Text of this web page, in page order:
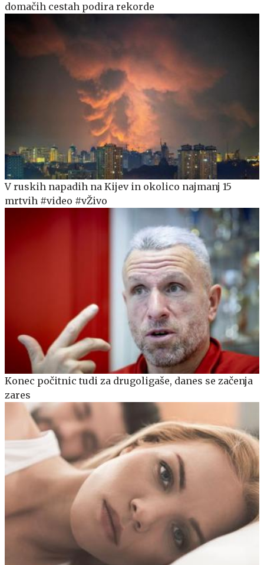
domačih cestah podira rekorde
V ruskih napadih na Kijev in okolico najmanj 15
mrtvih #video #vŽivo
Konec počitnic tudi za drugoligaše, danes se začenja
zares